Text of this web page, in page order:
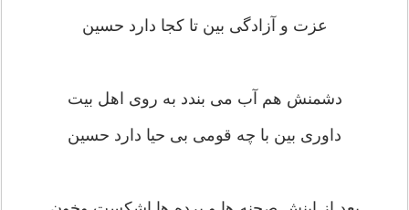
عزت و آزادگی بین تا کجا دارد حسین
دشمنش هم آب می بندد به روی اهل بیت
داوری بین با چه قومی بی حیا دارد حسین